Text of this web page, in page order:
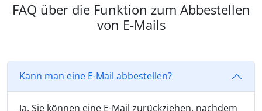
FAQ über die Funktion zum Abbestellen
von E-Mails
Kann man eine E-Mail abbestellen?
Ja, Sie können eine E-Mail zurückziehen, nachdem